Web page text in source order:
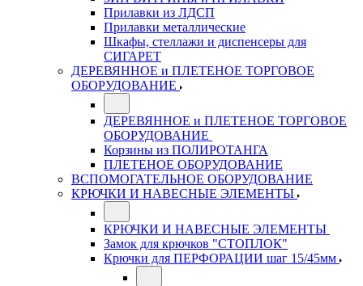
Прилавки из ЛДСП
Прилавки металлические
Шкафы, стеллажи и диспенсеры для
СИГАРЕТ
ДЕРЕВЯННОЕ и ПЛЕТЕНОЕ ТОРГОВОЕ
ОБОРУДОВАНИЕ
ДЕРЕВЯННОЕ и ПЛЕТЕНОЕ ТОРГОВОЕ
ОБОРУДОВАНИЕ
Корзины из ПОЛИРОТАНГА
ПЛЕТЕНОЕ ОБОРУДОВАНИЕ
ВСПОМОГАТЕЛЬНОЕ ОБОРУДОВАНИЕ
КРЮЧКИ И НАВЕСНЫЕ ЭЛЕМЕНТЫ
КРЮЧКИ И НАВЕСНЫЕ ЭЛЕМЕНТЫ
Замок для крючков "СТОПЛОК"
Крючки для ПЕРФОРАЦИИ шаг 15/45мм